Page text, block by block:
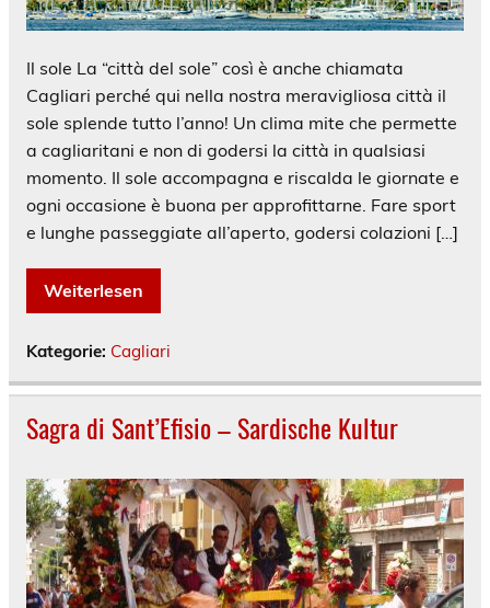
Il sole La “città del sole” così è anche chiamata
Cagliari perché qui nella nostra meravigliosa città il
sole splende tutto l’anno! Un clima mite che permette
a cagliaritani e non di godersi la città in qualsiasi
momento. Il sole accompagna e riscalda le giornate e
ogni occasione è buona per approfittarne. Fare sport
e lunghe passeggiate all’aperto, godersi colazioni […]
Weiterlesen
Kategorie: Cagliari
Sagra di Sant’Efisio – Sardische Kultur